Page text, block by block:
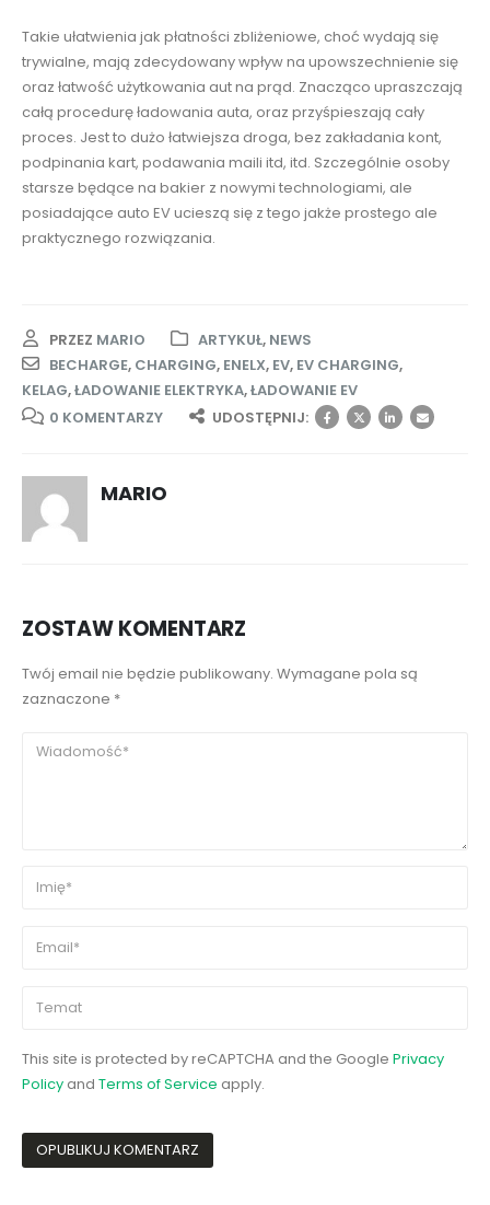
Takie ułatwienia jak płatności zbliżeniowe, choć wydają się
trywialne, mają zdecydowany wpływ na upowszechnienie się
oraz łatwość użytkowania aut na prąd. Znacząco upraszczają
całą procedurę ładowania auta, oraz przyśpieszają cały
proces. Jest to dużo łatwiejsza droga, bez zakładania kont,
podpinania kart, podawania maili itd, itd. Szczególnie osoby
starsze będące na bakier z nowymi technologiami, ale
posiadające auto EV ucieszą się z tego jakże prostego ale
praktycznego rozwiązania.
PRZEZ MARIO ARTYKUŁ, NEWS
BECHARGE, CHARGING, ENELX, EV, EV CHARGING,
KELAG,ŁADOWANIE ELEKTRYKA,ŁADOWANIE EV
0 KOMENTARZY
UDOSTĘPNIJ:
MARIO
ZOSTAW KOMENTARZ
Twój email nie będzie publikowany. Wymagane pola są
zaznaczone *
This site is protected by reCAPTCHA and the Google Privacy
Policy and Terms of Service apply.